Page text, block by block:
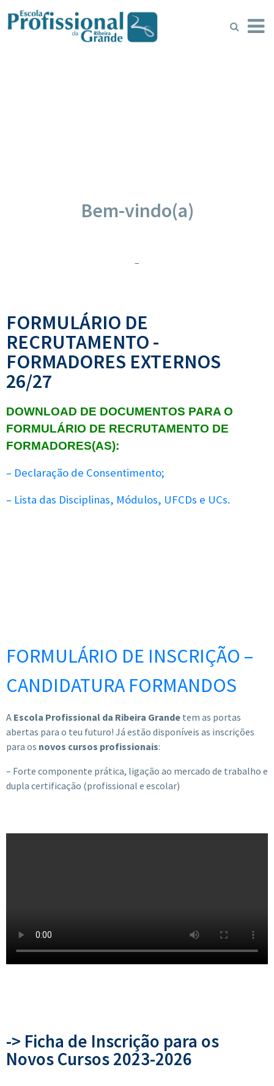
Bem-vindo(a)
–
FORMULÁRIO DE
RECRUTAMENTO -
FORMADORES EXTERNOS
26/27
DOWNLOAD DE DOCUMENTOS PARA O
FORMULÁRIO DE RECRUTAMENTO DE
FORMADORES(AS):
– Declaração de Consentimento;
– Lista das Disciplinas, Módulos, UFCDs e UCs.
FORMULÁRIO DE INSCRIÇÃO –
CANDIDATURA FORMANDOS
A Escola Profissional da Ribeira Grande tem as portas
abertas para o teu futuro! Já estão disponíveis as inscrições
para os novos cursos profissionais:
– Forte componente prática, ligação ao mercado de trabalho e
dupla certificação (profissional e escolar)
-> Ficha de Inscrição para os
Novos Cursos 2023-2026